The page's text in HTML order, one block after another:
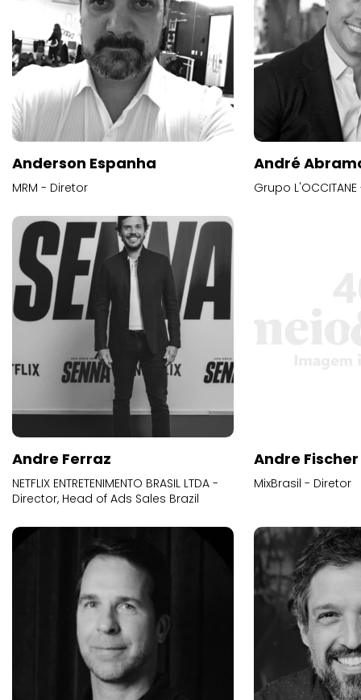
Anderson Espanha
MRM - Diretor
André
Grupo
Andre Ferraz
NETFLIX ENTRETENIMENTO BRASIL LTDA -
Director, Head of Ads Sales Brazil
Andre Fischer
MixBrasil - Diretor